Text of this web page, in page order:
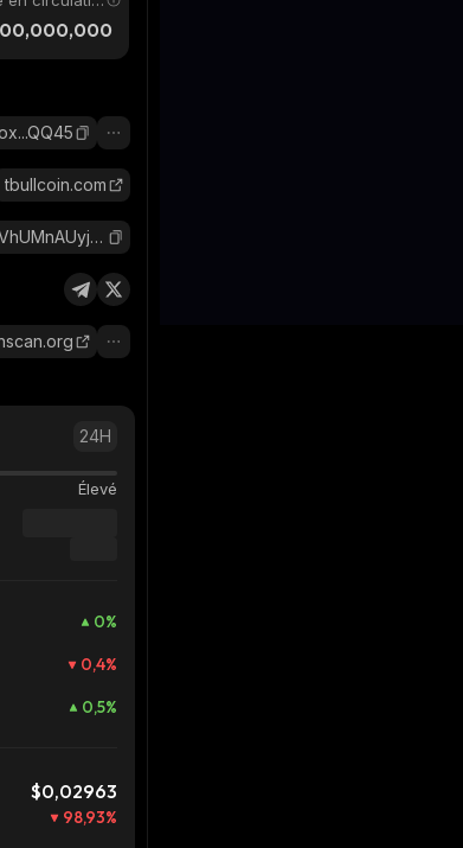
tbullcoin.com
TPeoxx1VhUMnAUyjwWfximDYFDQaxNQQ45_tron
24H
Élevé
0%
0,4%
0,5%
$0,02963
98,93%